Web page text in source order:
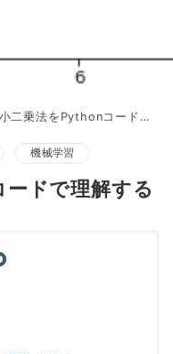
二乗法をPythonコードで理解する
機械学習
ドで理解する